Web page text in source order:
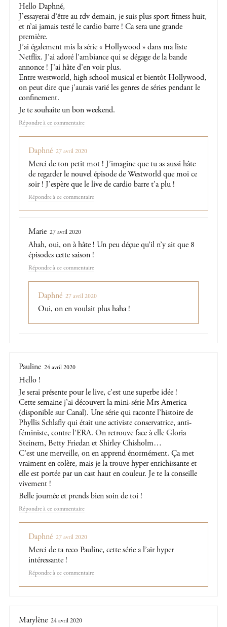
Hello Daphné,
J’essayerai d’être au rdv demain, je suis plus sport fitness huit,
et n’ai jamais testé le cardio barre ! Ca sera une grande
première.
J’ai également mis la série « Hollywood » dans ma liste
Netflix. J’ai adoré l’ambiance qui se dégage de la bande
annonce ! J’ai hâte d’en voir plus.
Entre westworld, high school musical et bientôt Hollywood,
on peut dire que j’aurais varié les genres de séries pendant le
confinement.
Je te souhaite un bon weekend.
Répondre
Daphné 27 avril 2020
Merci de ton petit mot ! J’imagine que tu as aussi hâte
de regarder le nouvel épisode de Westworld que moi ce
soir ! J’espère que le live de cardio barre t’a plu !
Répondre
Marie 27 avril 2020
Ahah, oui, on à hâte ! Un peu déçue qu’il n’y ait que 8
épisodes cette saison !
Répondre
Daphné 27 avril 2020
Oui, on en voulait plus haha !
Pauline 24 avril 2020
Hello !
Je serai présente pour le live, c’est une superbe idée !
Cette semaine j’ai découvert la mini-série Mrs America
(disponible sur Canal). Une série qui raconte l’histoire de
Phyllis Schlafly qui était une activiste conservatrice, anti-
féministe, contre l’ERA. On retrouve face à elle Gloria
Steinem, Betty Friedan et Shirley Chisholm…
C’est une merveille, on en apprend énormément. Ça met
vraiment en colère, mais je la trouve hyper enrichissante et
elle est portée par un cast haut en couleur. Je te la conseille
vivement !
Belle journée et prends bien soin de toi !
Répondre
Daphné 27 avril 2020
Merci de ta reco Pauline, cette série a l’air hyper
intéressante !
Répondre
Marylène 24 avril 2020